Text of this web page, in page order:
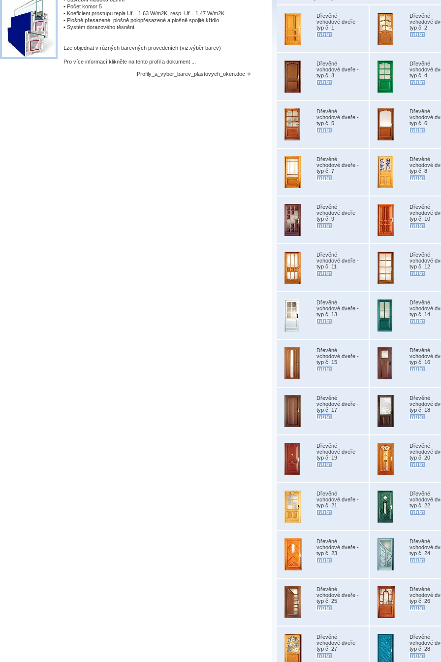
• Počet komor 5
• Koeficient prostupu tepla Uf = 1,63 W/m2K, resp. Uf = 1,47 W/m2K
• Plošně přesazené, plošně polopřesazené a plošně spojité křídlo
• Systém dorazového těsnění
Lze objednat v různých barevných provedeních (viz.výběr barev)
Pro více informací klikněte na tento profil a dokument ...
Profily_a_vyber_barev_plastovych_oken.doc
Dřevěné
vchodové dveře -
typ č. 1
Dřevěné
vchodové
typ č. 2
Dřevěné
vchodové dveře -
typ č. 3
Dřevěné
vchodové
typ č. 4
Dřevěné
vchodové dveře -
typ č. 5
Dřevěné
vchodové
typ č. 6
Dřevěné
vchodové dveře -
typ č. 7
Dřevěné
vchodové
typ č. 8
Dřevěné
vchodové dveře -
typ č. 9
Dřevěné
vchodové
typ č. 10
Dřevěné
vchodové dveře -
typ č. 11
Dřevěné
vchodové
typ č. 12
Dřevěné
vchodové dveře -
typ č. 13
Dřevěné
vchodové
typ č. 14
Dřevěné
vchodové dveře -
typ č. 15
Dřevěné
vchodové
typ č. 16
Dřevěné
vchodové dveře -
typ č. 17
Dřevěné
vchodové
typ č. 18
Dřevěné
vchodové dveře -
typ č. 19
Dřevěné
vchodové
typ č. 20
Dřevěné
vchodové dveře -
typ č. 21
Dřevěné
vchodové
typ č. 22
Dřevěné
vchodové dveře -
typ č. 23
Dřevěné
vchodové
typ č. 24
Dřevěné
vchodové dveře -
typ č. 25
Dřevěné
vchodové
typ č. 26
Dřevěné
vchodové dveře -
typ č. 27
Dřevěné
vchodové
typ č. 28